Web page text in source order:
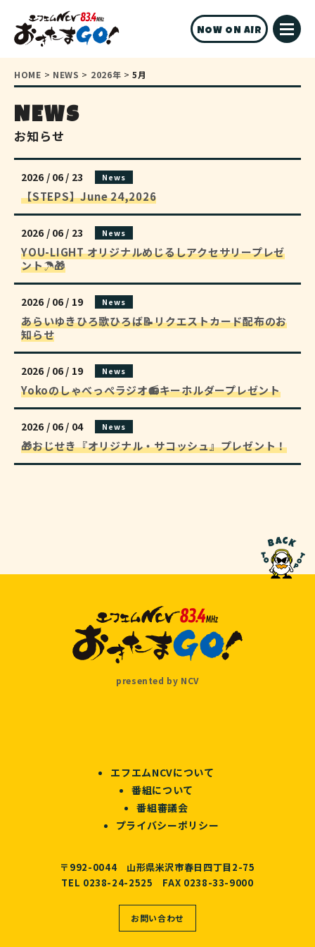
NOW ON AIR
HOME > NEWS > 2026年 >5月
NEWS
お知らせ
2026 / 06 / 23 News
【STEPS】June 24,2026
2026 / 06 / 23 News
YOU-LIGHT オリジナルめじるしアクセサリープレゼ
ント☂️🎁
2026 / 06 / 19 News
あらいゆきひろ歌ひろば📝リクエストカード配布のお
知らせ
2026 / 06 / 19 News
Yokoのしゃべっぺラジオ📻キーホルダープレゼント
2026 / 06 / 04 News
🎁おじせき『オリジナル・サコッシュ』プレゼント！
presented by NCV
エフエムNCVについて
番組について
番組審議会
プライバシーポリシー
〒992-0044 山形県米沢市春日四丁目2-75
TEL 0238-24-2525 FAX 0238-33-9000
お問い合わせ